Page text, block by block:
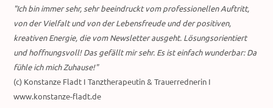
"Ich bin immer sehr, sehr beeindruckt vom professionellen Auftritt,
von der Vielfalt und von der Lebensfreude und der positiven,
kreativen Energie, die vom Newsletter ausgeht. Lösungsorientiert
und hoffnungsvoll! Das gefällt mir sehr. Es ist einfach wunderbar: Da
fühle ich mich Zuhause!"
(c) Konstanze Fladt I Tanztherapeutin & Trauerrednerin I
www.konstanze-fladt.de